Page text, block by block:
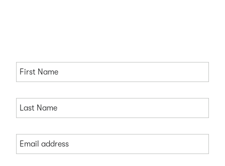
First Name
Last Name
Email address